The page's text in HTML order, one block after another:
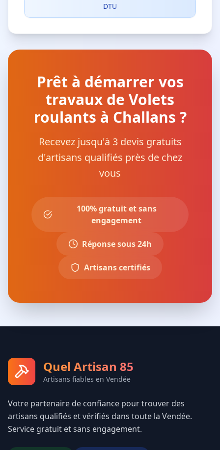
DTU
Prêt à démarrer vos
travaux de Volets
roulants à Challans ?
Recevez jusqu'à 3 devis gratuits
d'artisans qualifiés près de chez
vous
100% gratuit et sans
engagement
Réponse sous 24h
Artisans certifiés
Quel Artisan 85
Artisans fiables en Vendée
Votre partenaire de confiance pour trouver des
artisans qualifiés et vérifiés dans toute la Vendée.
Service gratuit et sans engagement.